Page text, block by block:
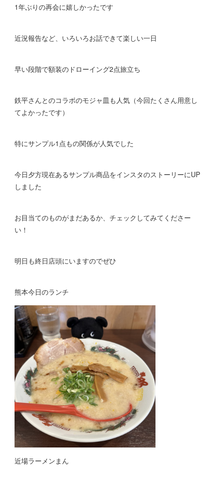
1年ぶりの再会に嬉しかったです
近況報告など、いろいろお話できて楽しい一日
早い段階で額装のドローイング2点旅立ち
鉄平さんとのコラボのモジャ皿も人気（今回たくさん用意し
てよかったです）
特にサンプル1点もの関係が人気でした
今日夕方現在あるサンプル商品をインスタのストーリーにUP
しました
お目当てのものがまだあるか、チェックしてみてくださー
い！
明日も終日店頭にいますのでぜひ
熊本今日のランチ
近場ラーメンまん